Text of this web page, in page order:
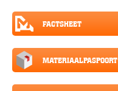
FACTSHEET
MATERIAALPASPOORT